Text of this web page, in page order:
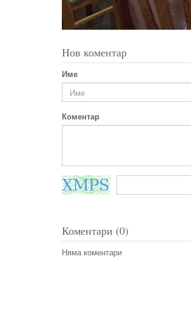
Нов коментар
Име
Коментар
Коментари (0)
Няма коментари